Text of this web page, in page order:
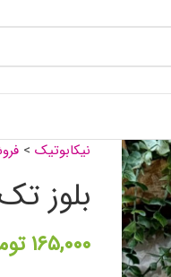
نیکابوتیک>
بلوز
۱۶۵,۰۰۰